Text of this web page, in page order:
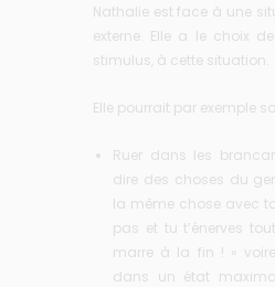
Nathalie est face à une
externe. Elle a le choix
stimulus, à cette situation.
Elle pourrait par exemple
Ruer dans les
dire des choses du
la même chose avec
pas et tu t’énerves
marre à la fin ! »
dans un état